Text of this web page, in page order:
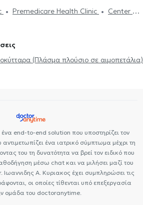
Χειρουργοί στου Γκύζη
Χειρουργοί στην Κυψέλη
Χειρουργοί στην Καισαριανή
Premedicare Health Clinic
Center NT-
(Πλάσμα πλούσιο σε αιμοπετάλια)
end-to-end solution που υποστηρίζει τον
ένα ιατρικό σύμπτωμα μέχρι τη
του τη δυνατότητα να βρεί τον ειδικό που
μέσω chat και να μιλήσει μαζί του
A. Κυριακος έχει συμπληρώσει τις
οι οποίες τίθενται υπό επεξεργασία
ομάδα του doctoranytime.